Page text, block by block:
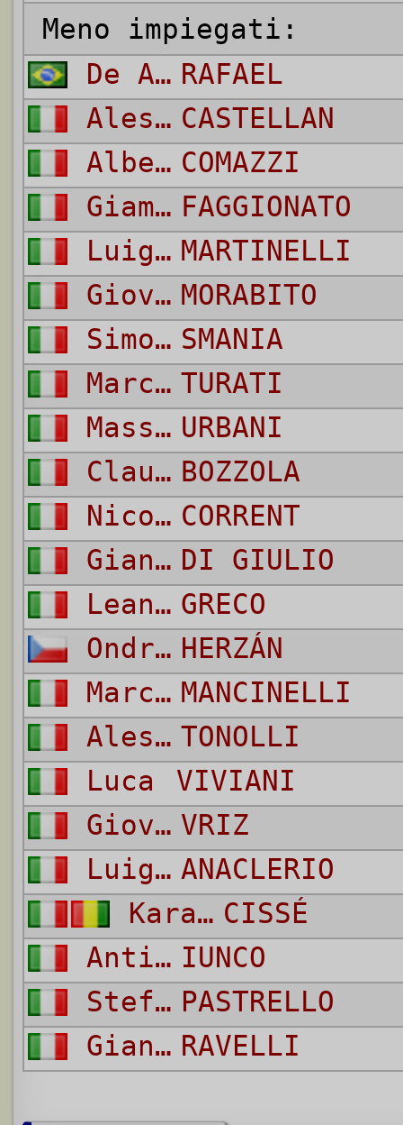
Meno impiegati:
De Andrade Bittencourt Pinheiro RAFAEL
Alessandro CASTELLAN
Alberto COMAZZI
Giampietro FAGGIONATO
Luigi MARTINELLI
Giovanni MORABITO
Simone SMANIA
Marco TURATI
Massimiliano URBANI
Claudio BOZZOLA
Nicola CORRENT
Gianluca DI GIULIO
Leandro GRECO
Ondrej HERZÁN
Marco MANCINELLI
Alessandro TONOLLI
Luca
VIVIANI
Giovanni VRIZ
Luigi ANACLERIO
Karamoko CISSÉ
Antimo IUNCO
Stefano PASTRELLO
Gianmarco RAVELLI